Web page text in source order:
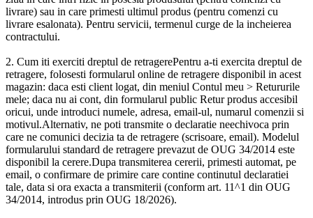
livrare) sau in care primesti ultimul produs (pentru comenzi cu
livrare esalonata). Pentru servicii, termenul curge de la incheierea
contractului.
2. Cum iti exerciti dreptul de retragerePentru a-ti exercita dreptul de
retragere, folosesti formularul online de retragere disponibil in acest
magazin: daca esti client logat, din meniul Contul meu > Retururile
mele; daca nu ai cont, din formularul public Retur produs accesibil
oricui, unde introduci numele, adresa, email-ul, numarul comenzii si
motivul.Alternativ, ne poti transmite o declaratie neechivoca prin
care ne comunici decizia ta de retragere (scrisoare, email). Modelul
formularului standard de retragere prevazut de OUG 34/2014 este
disponibil la cerere.Dupa transmiterea cererii, primesti automat, pe
email, o confirmare de primire care contine continutul declaratiei
tale, data si ora exacta a transmiterii (conform art. 11^1 din OUG
34/2014, introdus prin OUG 18/2026).